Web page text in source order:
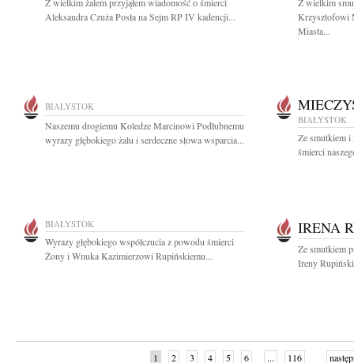
Aleksandra Czuża Posła na Sejm RP IV kadencji...
Krzysztofowi
Miasta...
BIAŁYSTOK
Naszemu drogiemu Koledze Marcinowi Podłubnemu
wyrazy głębokiego żalu i serdeczne słowa wsparcia...
BIAŁYSTOK
Ze smutkiem i
śmierci
BIAŁYSTOK
Wyrazy głębokiego współczucia z powodu śmierci
Żony i Wnuka Kazimierzowi Rupińskiemu...
IRENA
Ze smutkiem
Ireny
1 2 3 4 5 6 ... 116